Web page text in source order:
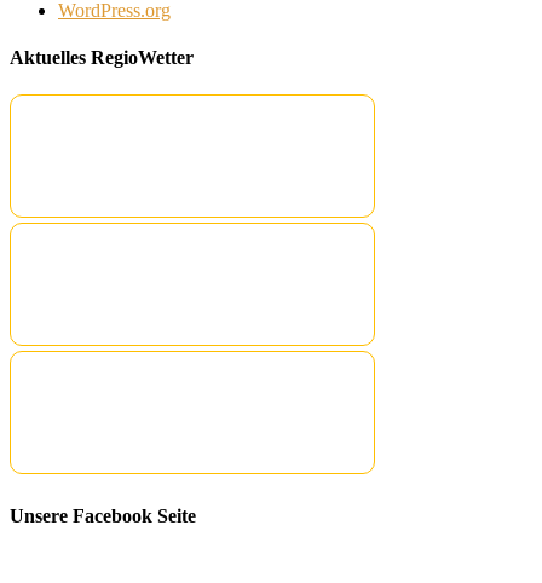
WordPress.org
Aktuelles RegioWetter
Unsere Facebook Seite